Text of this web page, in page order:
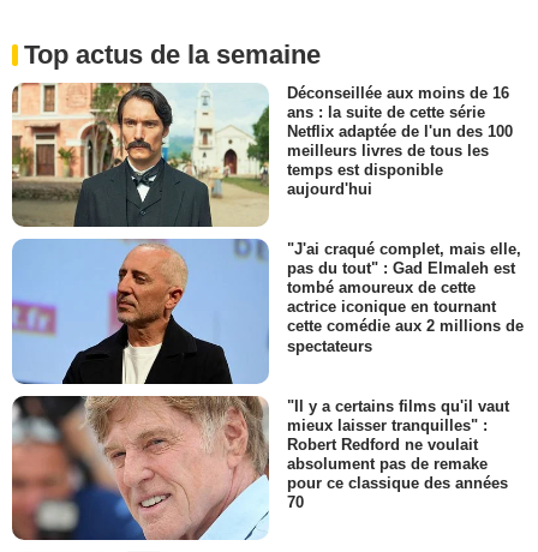
Top actus de la semaine
Déconseillée aux moins de 16
ans : la suite de cette série
Netflix adaptée de l'un des 100
meilleurs livres de tous les
temps est disponible
aujourd'hui
"J'ai craqué complet, mais elle,
pas du tout" : Gad Elmaleh est
tombé amoureux de cette
actrice iconique en tournant
cette comédie aux 2 millions de
spectateurs
"Il y a certains films qu'il vaut
mieux laisser tranquilles" :
Robert Redford ne voulait
absolument pas de remake
pour ce classique des années
70